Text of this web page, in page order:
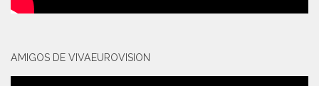
AMIGOS DE VIVAEUROVISION